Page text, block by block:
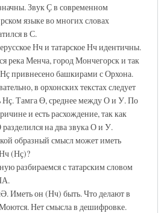
Звук Ҫ в современном
языке во многих словах
в С.
Нч и татарское Нч идентичны.
река Менча, город Мончегорск и так
Нҫ привнесено башкирами с Орхона.
в орхонских текстах следует
Нҫ. Тамга Ө, среднее между О и У. По
и есть расхождение, так как
на два звука О и У.
образный смысл может иметь
(Нҫ)?
разбираемся с татарским словом
Иметь он (Нч) быть. Что делают в
Нет смысла в дешифровке.